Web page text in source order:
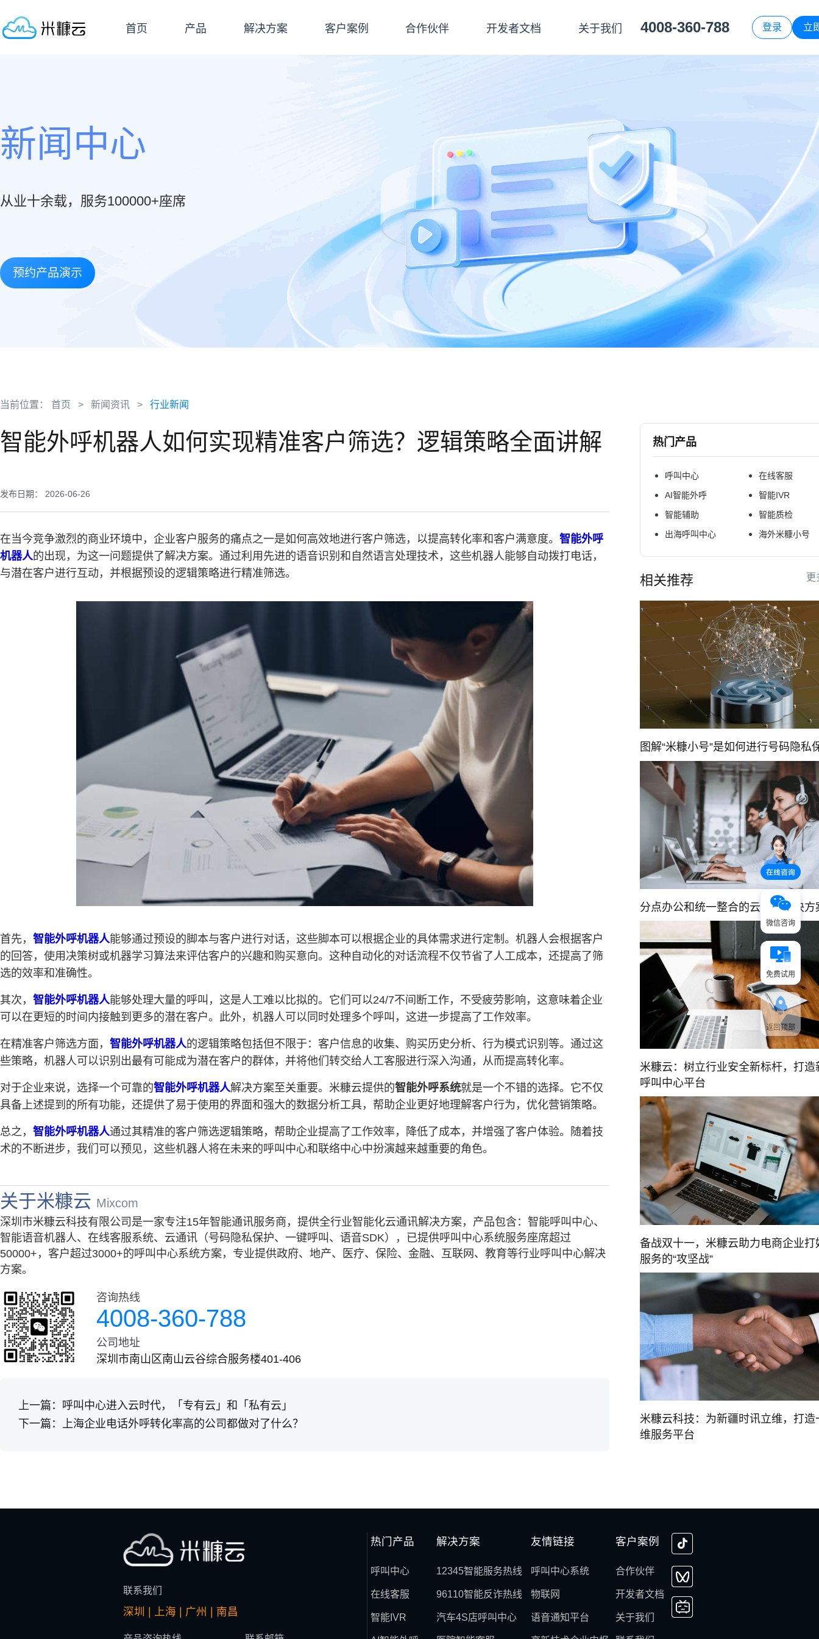
首页 产品 解决方案 客户案例 合作伙伴 开发者文档 关于我们 4008-360-788 登录 立
新闻中心
从业十余载，服务100000+座席
预约产品演示
当前位置： 首页 > 新闻资讯 > 行业新闻
智能外呼机器人如何实现精准客户筛选？逻辑策略全面讲解
发布日期： 2026-06-26
在当今竞争激烈的商业环境中，企业客户服务的痛点之一是如何高效地进行客户筛选，以提高转化率和客户满意度。 智能外呼
机器人的出现，为这一问题提供了解决方案。通过利用先进的语音识别和自然语言处理技术，这些机器人能够自动拨打电话，
与潜在客户进行互动，并根据预设的逻辑策略进行精准筛选。
首先， 智能外呼机器人能够通过预设的脚本与客户进行对话，这些脚本可以根据企业的具体需求进行定制。机器人会根据客户
的回答，使用决策树或机器学习算法来评估客户的兴趣和购买意向。这种自动化的对话流程不仅节省了人工成本，还提高了筛
选的效率和准确性。
其次， 智能外呼机器人能够处理大量的呼叫，这是人工难以比拟的。它们可以24/7不间断工作，不受疲劳影响，这意味着企业
可以在更短的时间内接触到更多的潜在客户。此外，机器人可以同时处理多个呼叫，这进一步提高了工作效率。
在精准客户筛选方面， 智能外呼机器人的逻辑策略包括但不限于：客户信息的收集、购买历史分析、行为模式识别等。通过这
些策略，机器人可以识别出最有可能成为潜在客户的群体，并将他们转交给人工客服进行深入沟通，从而提高转化率。
对于企业来说，选择一个可靠的智能外呼机器人解决方案至关重要。米糠云提供的智能外呼系统就是一个不错的选择。它不仅
具备上述提到的所有功能，还提供了易于使用的界面和强大的数据分析工具，帮助企业更好地理解客户行为，优化营销策略。
总之， 智能外呼机器人通过其精准的客户筛选逻辑策略，帮助企业提高了工作效率，降低了成本，并增强了客户体验。随着技
术的不断进步，我们可以预见，这些机器人将在未来的呼叫中心和联络中心中扮演越来越重要的角色。
关于米糠云 Mixcom
深圳市米糠云科技有限公司是一家专注15年智能通讯服务商，提供全行业智能化云通讯解决方案，产品包含：智能呼叫中心、
智能语音机器人、在线客服系统、云通讯（号码隐私保护、一键呼叫、语音SDK），已提供呼叫中心系统服务座席超过
50000+，客户超过3000+的呼叫中心系统方案，专业提供政府、地产、医疗、保险、金融、互联网、教育等行业呼叫中心解决
方案。
咨询热线
4008-360-788
公司地址
深圳市南山区南山云谷综合服务楼401-406
上一篇： 呼叫中心进入云时代，「专有云」和「私有云」
下一篇：
上海企业电话外呼转化率高的公司都做对了什么？
热门产品
呼叫中心
AI智能外呼
智能辅助
出海呼叫中心
在线客服
智能IVR
智能质检
海外米糠小号
相关推荐 更
图解“米糠小号”是如何进行号码隐私
分点办公和统一整合的云客服解决方
米糠云：树立行业安全新标杆，打造
呼叫中心平台
备战双十一，米糠云助力电商企业打
服务的“攻坚战”
米糠云科技：为新疆时讯立维，打造
维服务平台
联系我们
深圳 | 上海 | 广州 | 南昌
热门产品
呼叫中心
在线客服
智能IVR
解决方案
12345智能服务热线
96110智能反诈热线
汽车4S店呼叫中心
友情链接
呼叫中心系统
物联网
语音通知平台
客户案例
合作伙伴
开发者文档
关于我们
微信咨询
免费试用
返回顶部